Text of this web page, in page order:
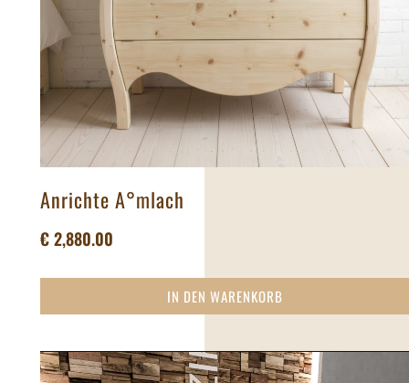
Anrichte A°mlach
€ 2,880.00
IN DEN WARENKORB